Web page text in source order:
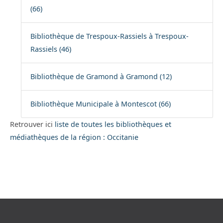
(66)
Bibliothèque de Trespoux-Rassiels à Trespoux-
Rassiels (46)
Bibliothèque de Gramond à Gramond (12)
Bibliothèque Municipale à Montescot (66)
Retrouver ici liste de toutes les bibliothèques et
médiathèques de la région : Occitanie